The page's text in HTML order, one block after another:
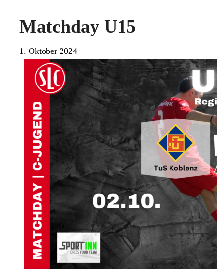
Matchday U15
1. Oktober 2024